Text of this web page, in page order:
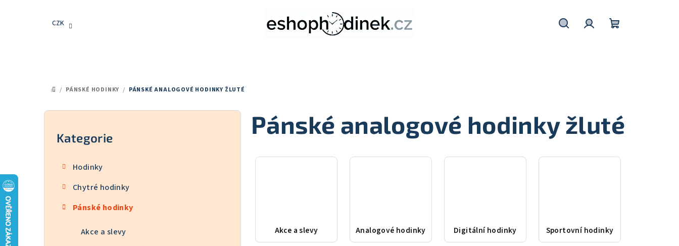
CZK
DOMŮ
/ PÁNSKÉ HODINKY / PÁNSKÉ ANALOGOVÉ HODINKY ŽLUTÉ
P
Přeskočit
kategorie
Kategorie
Hodinky
Chytré hodinky
Pánské hodinky
Akce a slevy
Pánské analogové hodinky žluté
Akce a slevy Analogové hodinky Digitální hodinky Sportovní hodinky